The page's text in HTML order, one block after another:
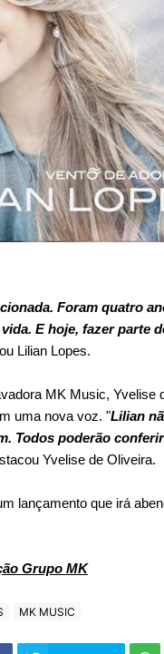
Foram quatro
E hoje, fazer parte
Lilian Lopes.
MK Music, Yvelise
uma nova voz. "Lilian
Todos poderão
Yvelise de Oliveira.
lançamento que irá
Grupo MK
MK MUSIC